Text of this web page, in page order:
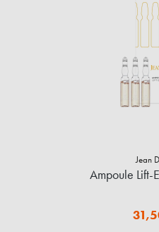
Jean
Ampoule Lift-